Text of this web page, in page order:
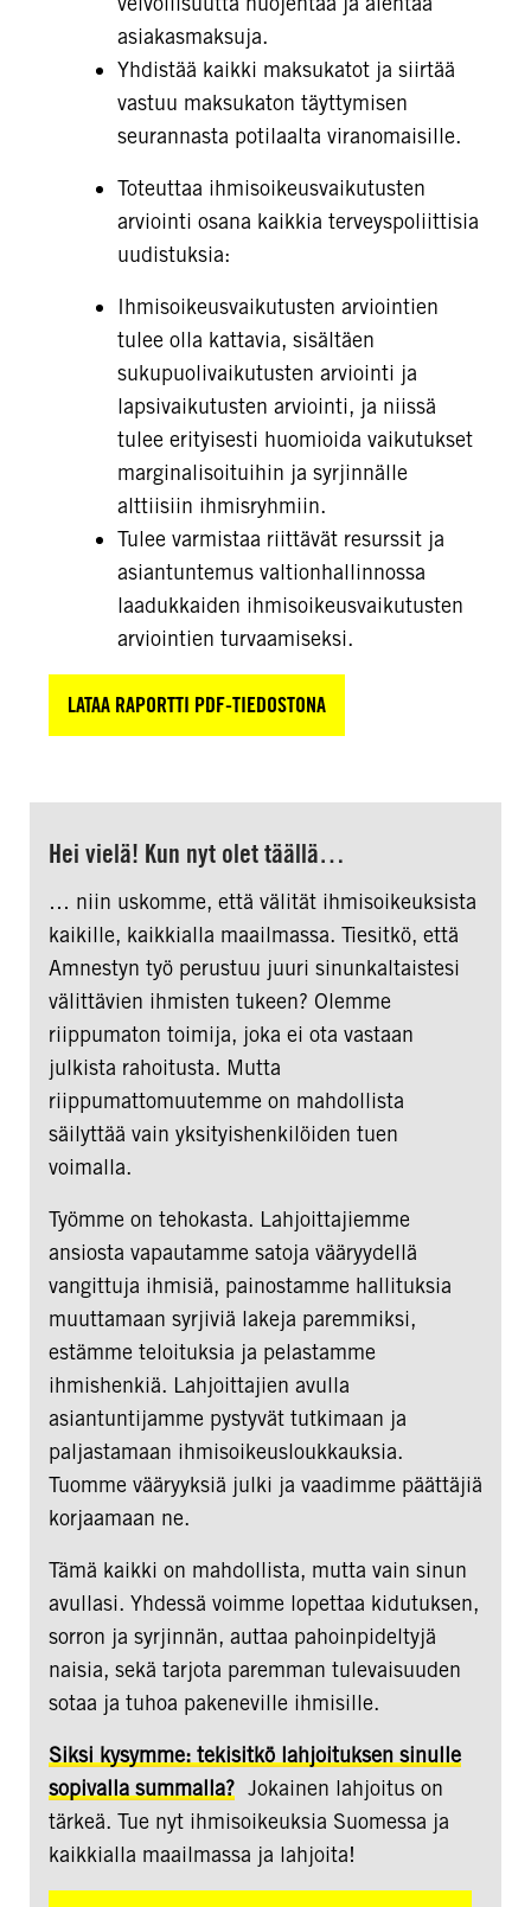
asiakasmaksuja.
Yhdistää kaikki maksukatot ja siirtää
vastuu maksukaton täyttymisen
seurannasta potilaalta viranomaisille.
Toteuttaa ihmisoikeusvaikutusten
arviointi osana kaikkia terveyspoliittisia
uudistuksia:
Ihmisoikeusvaikutusten arviointien
tulee olla kattavia, sisältäen
sukupuolivaikutusten arviointi ja
lapsivaikutusten arviointi, ja niissä
tulee erityisesti huomioida vaikutukset
marginalisoituihin ja syrjinnälle
alttiisiin ihmisryhmiin.
Tulee varmistaa riittävät resurssit ja
asiantuntemus valtionhallinnossa
laadukkaiden ihmisoikeusvaikutusten
arviointien turvaamiseksi.
LATAA RAPORTTI PDF-TIEDOSTONA
Hei vielä! Kun nyt olet täällä…
… niin uskomme, että välität ihmisoikeuksista
kaikille, kaikkialla maailmassa. Tiesitkö, että
Amnestyn työ perustuu juuri sinunkaltaistesi
välittävien ihmisten tukeen? Olemme
riippumaton toimija, joka ei ota vastaan
julkista rahoitusta. Mutta
riippumattomuutemme on mahdollista
säilyttää vain yksityishenkilöiden tuen
voimalla.
Työmme on tehokasta. Lahjoittajiemme
ansiosta vapautamme satoja vääryydellä
vangittuja ihmisiä, painostamme hallituksia
muuttamaan syrjiviä lakeja paremmiksi,
estämme teloituksia ja pelastamme
ihmishenkiä. Lahjoittajien avulla
asiantuntijamme pystyvät tutkimaan ja
paljastamaan ihmisoikeusloukkauksia.
Tuomme vääryyksiä julki ja vaadimme päättäjiä
korjaamaan ne.
Tämä kaikki on mahdollista, mutta vain sinun
avullasi. Yhdessä voimme lopettaa kidutuksen,
sorron ja syrjinnän, auttaa pahoinpideltyjä
naisia, sekä tarjota paremman tulevaisuuden
sotaa ja tuhoa pakeneville ihmisille.
Siksi kysymme: tekisitkö lahjoituksen sinulle
sopivalla summalla? Jokainen lahjoitus on
tärkeä. Tue nyt ihmisoikeuksia Suomessa ja
kaikkialla maailmassa ja lahjoita!